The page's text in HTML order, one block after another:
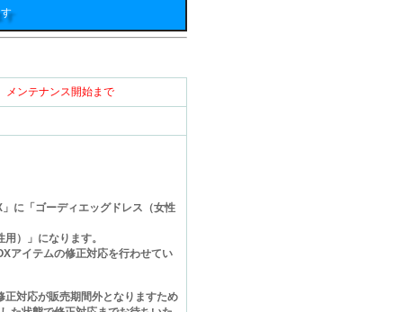
メンテナンス開始まで
に「ゴーディエッグドレス（女性
）」になります。
アイテムの修正対応を行わせてい
対応が販売期間外となりますため